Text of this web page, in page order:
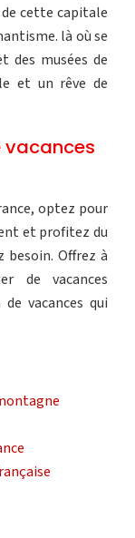
cette capitale
là où se
des musées de
et un rêve de
vacances
optez pour
et profitez du
Offrez à
de vacances
vacances qui